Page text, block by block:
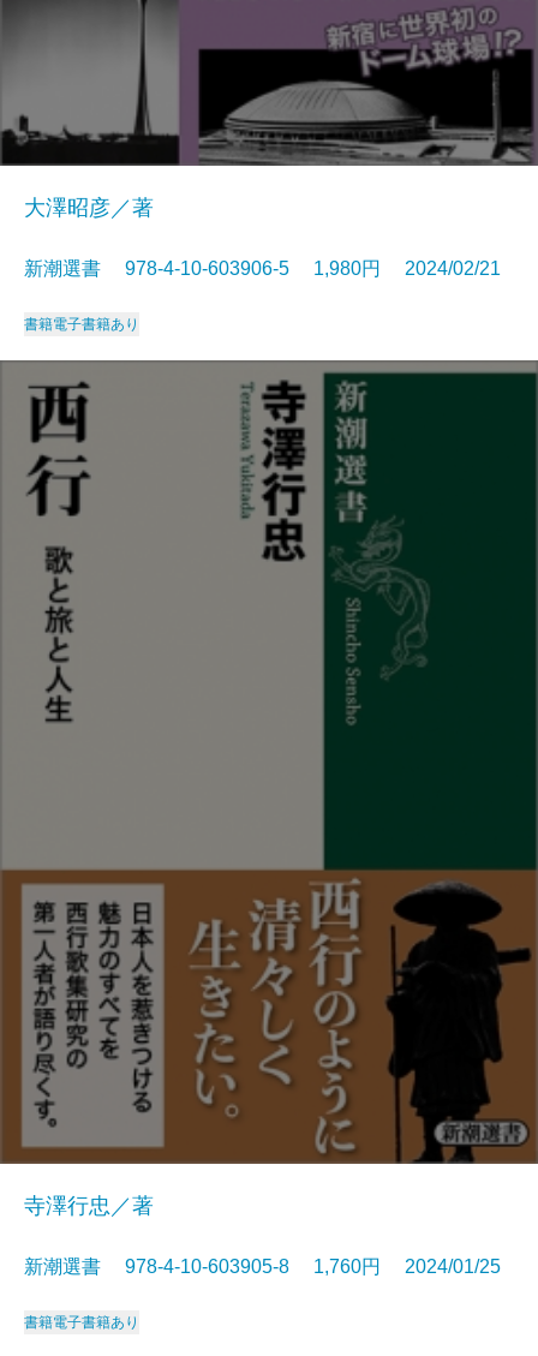
大澤昭彦／著
新潮選書 978-4-10-603906-5 1,980円 2024/02/21
書籍電子書籍あり
寺澤行忠／著
新潮選書 978-4-10-603905-8 1,760円 2024/01/25
書籍電子書籍あり